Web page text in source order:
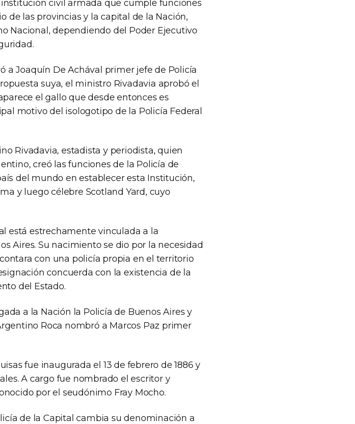
civil armada que cumple funciones
de las provincias y la capital de la Nación,
Nacional, dependiendo del Poder Ejecutivo
a Joaquín De Achával primer jefe de Policía
suya, el ministro Rivadavia aprobó el
el gallo que desde entonces es
motivo del isologotipo de la Policía Federal
Rivadavia, estadista y periodista, quien
creó las funciones de la Policía de
del mundo en establecer esta Institución,
y luego célebre Scotland Yard, cuyo
está estrechamente vinculada a la
Aires. Su nacimiento se dio por la necesidad
con una policía propia en el territorio
concuerda con la existencia de la
del Estado.
a la Nación la Policía de Buenos Aires y
Roca nombró a Marcos Paz primer
fue inaugurada el 13 de febrero de 1886 y
A cargo fue nombrado el escritor y
por el seudónimo Fray Mocho.
de la Capital cambia su denominación a